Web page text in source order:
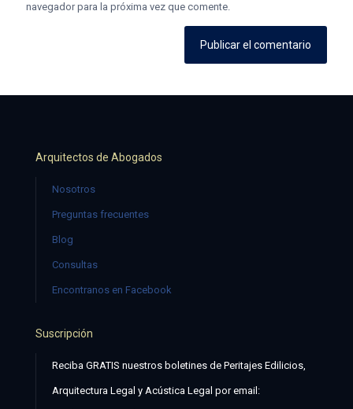
navegador para la próxima vez que comente.
Arquitectos de Abogados
Nosotros
Preguntas frecuentes
Blog
Consultas
Encontranos en Facebook
Suscripción
Reciba GRATIS nuestros boletines de Peritajes Edilicios,
Arquitectura Legal y Acústica Legal por email: